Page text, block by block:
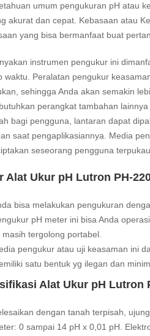
umum pengukuran pH atau
akurat dan cepat. Kebasaan atau
yang bisa bermanfaat buat
instrumen pengukur ini
waktu. Peralatan pengukur
sehingga Anda akan semakin
perangkat tambahan
bagi pengguna, lantaran dapat
saat pengaplikasiannya. Media
seseorang pengguna
Alat Ukur pH Lutron PH-
bisa melakukan pengukuran
pH meter ini bisa Anda
masih tergolong portabel.
pengukur atau uji keasaman ini
satu bentuk yg ilegan dan
Alat Ukur pH Lutron
dengan tanah terpisah,
0 sampai 14 pH x 0,01 pH.